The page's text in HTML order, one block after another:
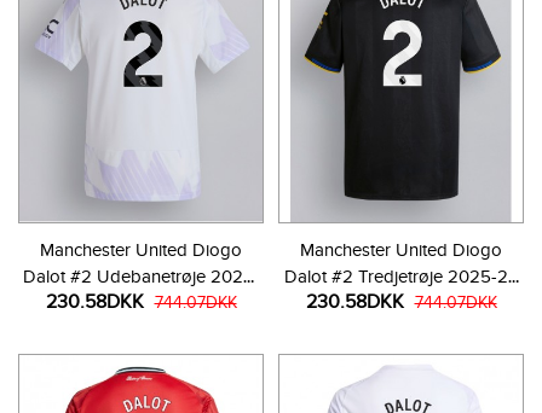
Manchester United Diogo
Dalot #2 Udebanetrøje 2025-
26 Kortærmet
230.58DKK 744.07DKK
Manchester United Diogo
Dalot #2 Tredjetrøje 2025-26
Kortærmet
230.58DKK 744.07DKK